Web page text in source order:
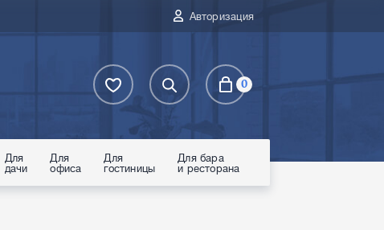
Авторизация
0
Для
дачи
Для
офиса
Для
гостиницы
Для бара
и ресторана